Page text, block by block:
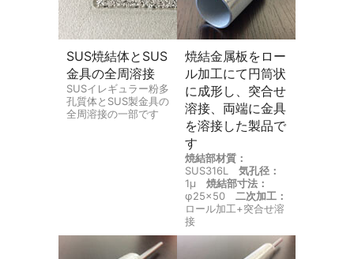
SUS焼結体とSUS
金具の全周溶接
SUSイレギュラー粉多
孔質体とSUS製金具の
全周溶接の一部です
焼結金属板をロー
ル加工にて円筒状
に成形し、突合せ
溶接、両端に金具
を溶接した製品で
す
焼結部材質：
SUS316L 気孔径：
1μ 焼結部寸法：
φ25×50 二次加工：
ロール加工+突合せ溶
接